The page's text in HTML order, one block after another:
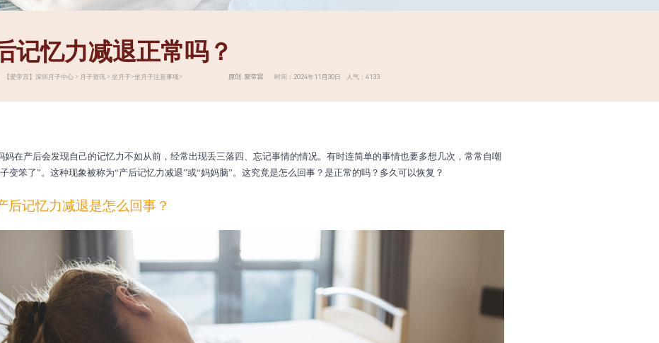
记忆力减退正常吗？
【爱帝宫】深圳月子中心 > 月子资讯 >坐月子>坐月子注意事项> 原创: 爱帝宫 时间：2024年11月30日 人气：4133
妈在产后会发现自己的记忆力不如从前，经常出现丢三落四、忘记事情的情况。有时连简单的事情也要多想几次，常常自嘲
变笨了”。这种现象被称为“产后记忆力减退”或“妈妈脑”。这究竟是怎么回事？是正常的吗？多久可以恢复？
后记忆力减退是怎么回事？